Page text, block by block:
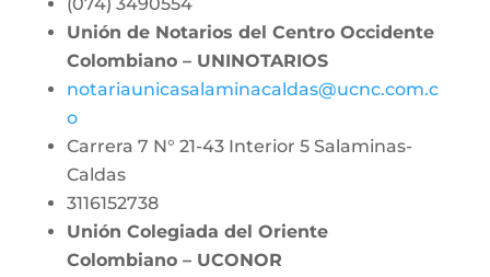
Unión de Notarios del Centro Occidente
Colombiano – UNINOTARIOS
notariaunicasalaminacaldas@ucnc.com.c
o
Carrera 7 N° 21-43 Interior 5 Salaminas-
Caldas
3116152738
Unión Colegiada del Oriente
Colombiano – UCONOR